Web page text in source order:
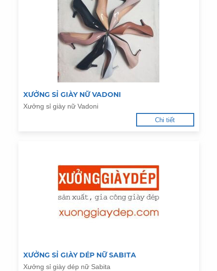
XƯỞNG SỈ GIÀY NỮ VADONI
Xưởng sỉ giày nữ Vadoni
Chi tiết
XƯỞNG SỈ GIÀY DÉP NỮ SABITA
Xưởng sỉ giày dép nữ Sabita